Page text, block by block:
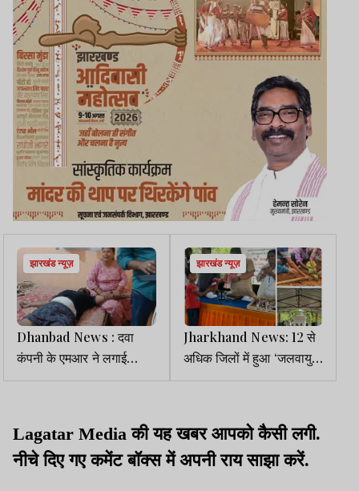
झारखंड न्यूज़
Dhanbad News : दवा
कंपनी के एमआर ने लगाई
फांसी, पिता ने कंपनी पर लगाया
झारखंड न्यूज़
Jharkhand News: 12 से
अधिक जिलों में हुआ ‘जलवायु
अखड़ा 2026’, विजेता
Lagatar Media की यह खबर आपको कैसी लगी.
नीचे दिए गए कमेंट बॉक्स में अपनी राय साझा करें.